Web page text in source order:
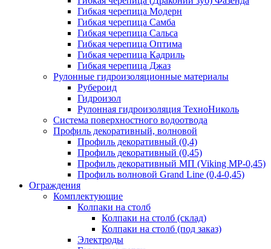
Гибкая черепица Модерн
Гибкая черепица Самба
Гибкая черепица Сальса
Гибкая черепица Оптима
Гибкая черепица Кадриль
Гибкая черепица Джаз
Рулонные гидроизоляционные материалы
Рубероид
Гидроизол
Рулонная гидроизоляция ТехноНиколь
Система поверхностного водоотвода
Профиль декоративный, волновой
Профиль декоративный (0,4)
Профиль декоративный (0,45)
Профиль декоративный МП (Viking MP-0,45)
Профиль волновой Grand Line (0,4-0,45)
Ограждения
Комплектующие
Колпаки на столб
Колпаки на столб (склад)
Колпаки на столб (под заказ)
Электроды